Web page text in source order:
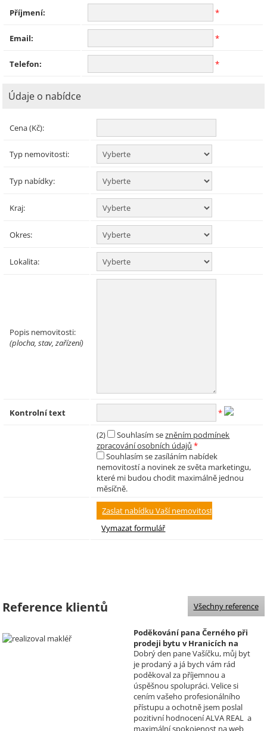
Příjmení: *
Email: *
Telefon: *
Údaje o nabídce
Cena (Kč):
Typ nemovitosti:
Typ nabídky:
Kraj:
Okres:
Lokalita:
Popis nemovitosti:
(plocha, stav, zařízení)
Kontrolní text *
(2) Souhlasím sezněním podmínek
zpracování osobních údajů *
Souhlasím se zasíláním nabídek
nemovitostí a novinek ze světa marketingu,
které mi budou chodit maximálně jednou
měsíčně.
Reference klientů
Poděkování pana Černého při
prodeji bytu v Hranicích na
Moravě
Realizoval makléř: David
Vašíček
Dobrý den pane Vašíčku, můj byt
je prodaný a já bych vám rád
poděkoval za příjemnou a
úspěšnou spolupráci. Velice si
cením vašeho profesionálního
přístupu a ochotně jsem poslal
pozitivní hodnocení ALVA REAL a
maximální spokojenost na web
Všechny reference